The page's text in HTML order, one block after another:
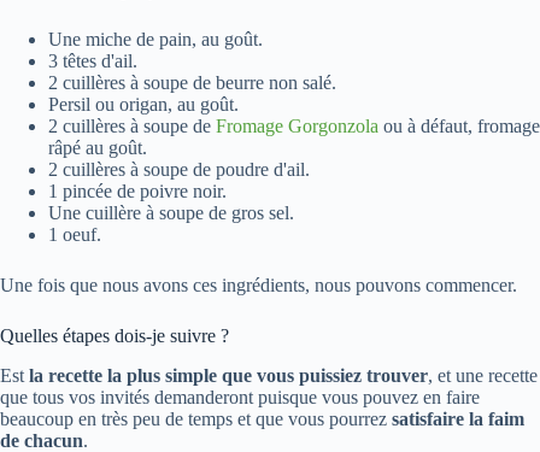
Une miche de pain, au goût.
3 têtes d'ail.
2 cuillères à soupe de beurre non salé.
Persil ou origan, au goût.
2 cuillères à soupe de Fromage Gorgonzola ou à défaut, fromage
râpé au goût.
2 cuillères à soupe de poudre d'ail.
1 pincée de poivre noir.
Une cuillère à soupe de gros sel.
1 oeuf.
Une fois que nous avons ces ingrédients, nous pouvons commencer.
Quelles étapes dois-je suivre ?
Est la recette la plus simple que vous puissiez trouver, et une recette
que tous vos invités demanderont puisque vous pouvez en faire
beaucoup en très peu de temps et que vous pourrez satisfaire la faim
de chacun.